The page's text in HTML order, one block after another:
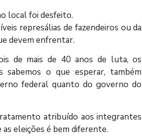
local foi desfeito.
represálias de fazendeiros ou da
devem enfrentar.
de mais de 40 anos de luta, os
o que esperar, também
federal quanto do governo do
atribuído aos integrantes
eleições é bem diferente.